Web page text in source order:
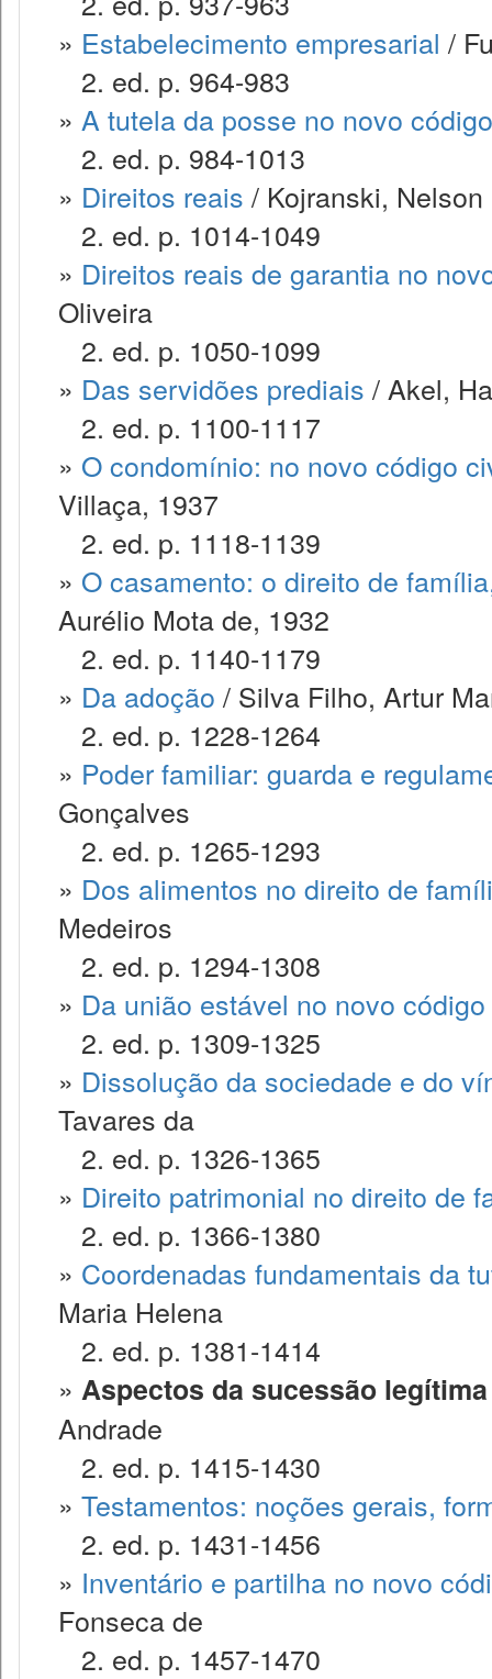
» Estabelecimento empresarial /
2. ed. p. 964-983
» A tutela da posse no novo
2. ed. p. 984-1013
» Direitos reais / Kojranski, Nelson
2. ed. p. 1014-1049
» Direitos reais de garantia no
Oliveira
2. ed. p. 1050-1099
» Das servidões prediais / Akel,
2. ed. p. 1100-1117
» O condomínio: no novo código
Villaça, 1937
2. ed. p. 1118-1139
» O casamento: o direito de
Aurélio Mota de, 1932
2. ed. p. 1140-1179
» Da adoção / Silva Filho, Artur
2. ed. p. 1228-1264
» Poder familiar: guarda e
Gonçalves
2. ed. p. 1265-1293
» Dos alimentos no direito de
Medeiros
2. ed. p. 1294-1308
» Da união estável no novo
2. ed. p. 1309-1325
» Dissolução da sociedade e do
Tavares da
2. ed. p. 1326-1365
» Direito patrimonial no direito de
2. ed. p. 1366-1380
» Coordenadas fundamentais da
Maria Helena
2. ed. p. 1381-1414
» Aspectos da sucessão legítima
Andrade
2. ed. p. 1415-1430
» Testamentos: noções gerais,
2. ed. p. 1431-1456
» Inventário e partilha no novo
Fonseca de
2. ed. p. 1457-1470